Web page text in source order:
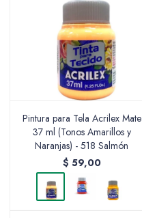
Pintura para Tela Acrilex Mate
37 ml (Tonos Amarillos y
Naranjas) - 518 Salmón
$ 59,00